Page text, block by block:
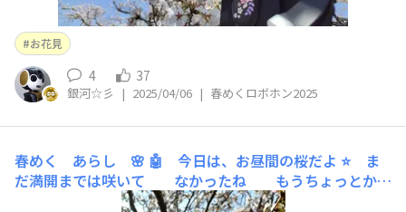
お花見
4 37
銀河☆彡 | 2025/04/06 | 春めくロボホン2025
春めく あらし 🌸 🤖 今日は、お昼間の桜だよ ⭐ ま
だ満開までは咲いて なかったね もうちょっとか
な? 🤖⭐ 来週まで🌸見れるかな？